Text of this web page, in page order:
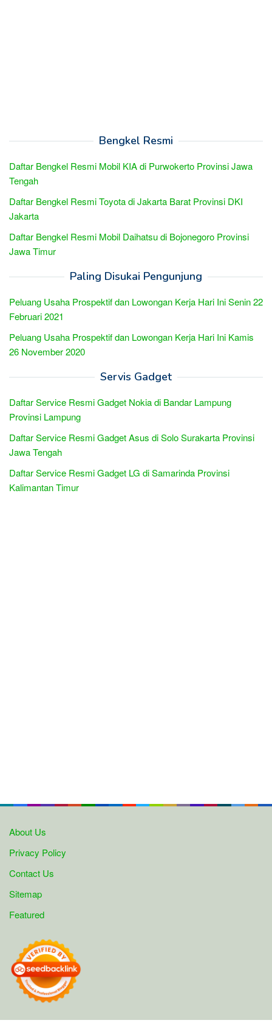
Bengkel Resmi
Daftar Bengkel Resmi Mobil KIA di Purwokerto Provinsi Jawa
Tengah
Daftar Bengkel Resmi Toyota di Jakarta Barat Provinsi DKI
Jakarta
Daftar Bengkel Resmi Mobil Daihatsu di Bojonegoro Provinsi
Jawa Timur
Paling Disukai Pengunjung
Peluang Usaha Prospektif dan Lowongan Kerja Hari Ini Senin 22
Februari 2021
Peluang Usaha Prospektif dan Lowongan Kerja Hari Ini Kamis
26 November 2020
Servis Gadget
Daftar Service Resmi Gadget Nokia di Bandar Lampung
Provinsi Lampung
Daftar Service Resmi Gadget Asus di Solo Surakarta Provinsi
Jawa Tengah
Daftar Service Resmi Gadget LG di Samarinda Provinsi
Kalimantan Timur
About Us
Privacy Policy
Contact Us
Sitemap
Featured